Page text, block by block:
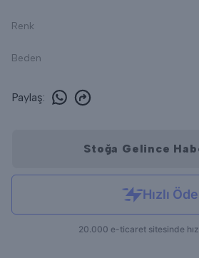
Renk
Beden
Paylaş:
Stoğa Gelince